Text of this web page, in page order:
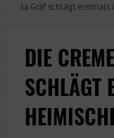
la Gräf schlägt
DIE
SCHLÄGT